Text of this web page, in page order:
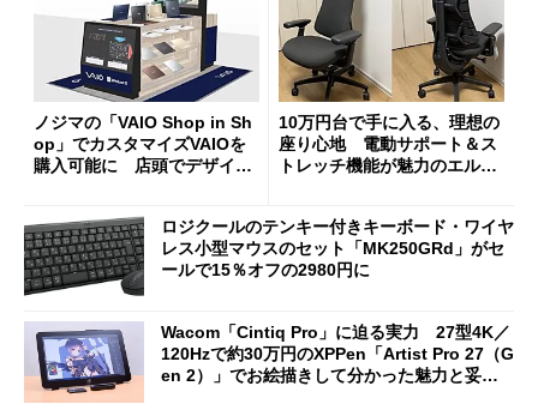
ノジマの「VAIO Shop in Sh
op」でカスタマイズVAIOを
購入可能に 店頭でデザイン
10万円台で手に入る、理想の
座り心地 電動サポート＆ス
トレッチ機能が魅力のエルゴ
ロジクールのテンキー付きキーボード・ワイヤ
レス小型マウスのセット「MK250GRd」がセ
ールで15％オフの2980円に
Wacom「Cintiq Pro」に迫る実力 27型4K／
120Hzで約30万円のXPPen「Artist Pro 27（G
en 2）」でお絵描きして分かった魅力と妥協